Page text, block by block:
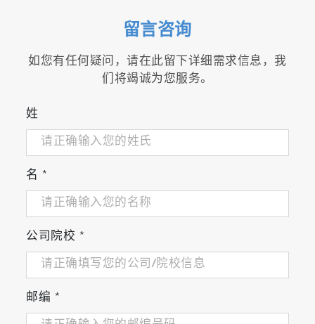
留言咨询
如您有任何疑问，请在此留下详细需求信息，我
们将竭诚为您服务。
姓
名 *
公司院校 *
邮编 *